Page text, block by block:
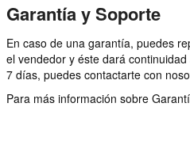
Garantía y Soporte
En caso de una garantía, puedes
el vendedor y éste dará
7 días, puedes contactarte con
Para más información sobre